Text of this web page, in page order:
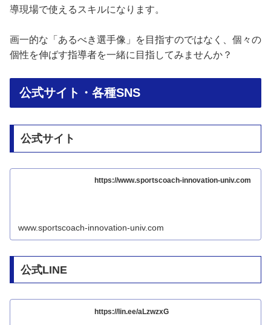
導現場で使えるスキルになります。
画一的な「あるべき選手像」を目指すのではなく、個々の
個性を伸ばす指導者を一緒に目指してみませんか？
公式サイト・各種SNS
公式サイト
https://www.sportscoach-innovation-univ.com
www.sportscoach-innovation-univ.com
公式LINE
https://lin.ee/aLzwzxG